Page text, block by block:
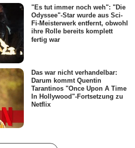
"Es tut immer noch weh": "Die
Odyssee"-Star wurde aus Sci-
Fi-Meisterwerk entfernt, obwohl
ihre Rolle bereits komplett
fertig war
Das war nicht verhandelbar:
Darum kommt Quentin
Tarantinos "Once Upon A Time
In Hollywood"-Fortsetzung zu
Netflix